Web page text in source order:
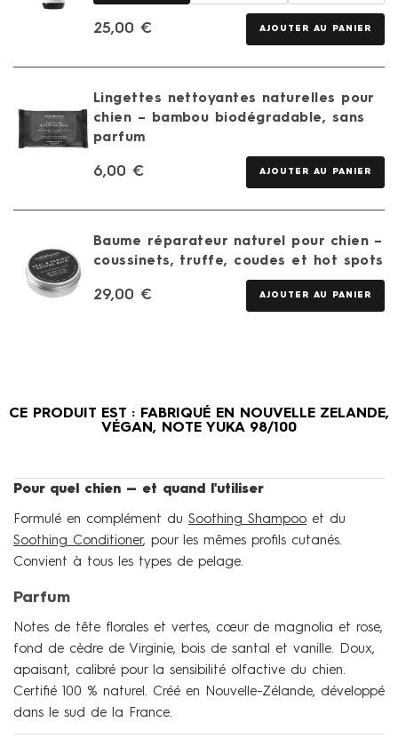
25,00 € AJOUTER AU PANIER
Lingettes nettoyantes naturelles pour
chien – bambou biodégradable, sans
parfum
6,00 € AJOUTER AU PANIER
Baume réparateur naturel pour chien –
coussinets, truffe, coudes et hot spots
29,00 € AJOUTER AU PANIER
CE PRODUIT EST : FABRIQUÉ EN NOUVELLE ZELANDE,
VÉGAN, NOTE YUKA 98/100
Pour quel chien — et quand l'utiliser
Formulé en complément du Soothing Shampoo et du
Soothing Conditioner, pour les mêmes profils cutanés.
Convient à tous les types de pelage.
Parfum
Notes de tête florales et vertes, cœur de magnolia et rose,
fond de cèdre de Virginie, bois de santal et vanille. Doux,
apaisant, calibré pour la sensibilité olfactive du chien.
Certifié 100 % naturel. Créé en Nouvelle-Zélande, développé
dans le sud de la France.